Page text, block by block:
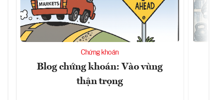
Chứng khoán
Blog chứng khoán: Vào vùng
thận trọng